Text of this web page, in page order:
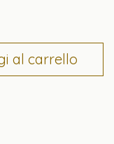
al carrello